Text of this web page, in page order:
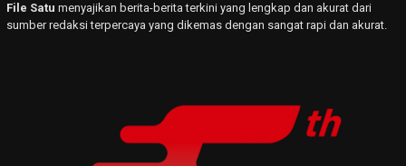
File Satu menyajikan berita-berita terkini yang lengkap dan akurat dari
sumber redaksi terpercaya yang dikemas dengan sangat rapi dan akurat.